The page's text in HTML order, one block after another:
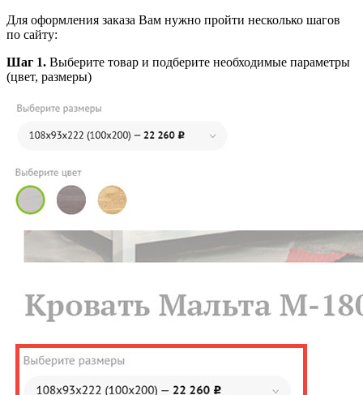
Для оформления заказа Вам нужно пройти несколько шагов
по сайту:
Шаг 1. Выберите товар и подберите необходимые параметры
(цвет, размеры)